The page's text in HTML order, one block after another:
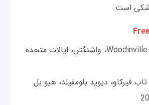
است.
دفتر مرکزی: Woodinville، واشنگتن، ایالات متحده
تاب فیرکاو، دیوید بلومفیلد، هیو بل